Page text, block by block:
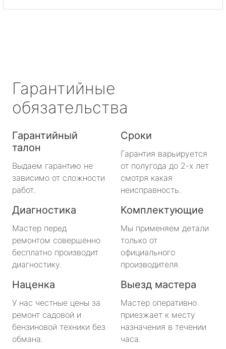
Гарантийные
обязательства
Гарантийный
талон
Выдаем гарантию не
зависимо от сложности
работ.
Сроки
Гарантия варьируется
от полугода до 2-х лет
смотря какая
неисправность.
Диагностика
Мастер перед
ремонтом совершенно
бесплатно производит
диагностику.
Комплектующие
Мы применяем детали
только от
официального
производителя.
Наценка
У нас честные цены за
ремонт садовой и
бензиновой техники без
обмана.
Выезд мастера
Мастер оперативно
приезжает к месту
назначения в течении
часа.